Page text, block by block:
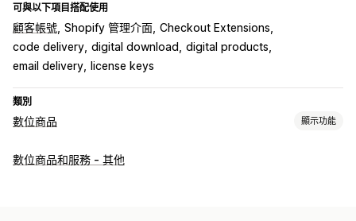
可與以下項目搭配使用
顧客帳號 Shopify 管理介面 Checkout Extensions
code delivery digital download
digital products
email delivery
license keys
類別
數位商品 顯示功能
產品類型
數位商品和服務 - 其他